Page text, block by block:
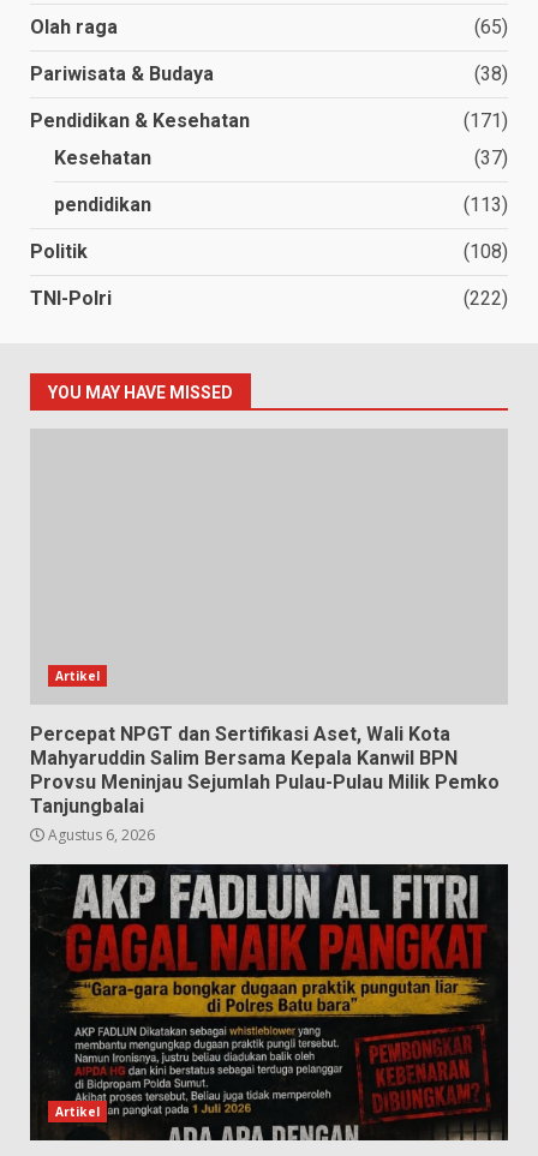
Olah raga (65)
Pariwisata & Budaya (38)
Pendidikan & Kesehatan
(171)
Kesehatan
(37)
pendidikan (113)
Politik (108)
TNI-Polri (222)
YOU MAY HAVE MISSED
Artikel
Percepat NPGT dan Sertifikasi Aset, Wali Kota
Mahyaruddin Salim Bersama Kepala Kanwil BPN
Provsu Meninjau Sejumlah Pulau-Pulau Milik Pemko
Tanjungbalai
Agustus 6, 2026
Artikel